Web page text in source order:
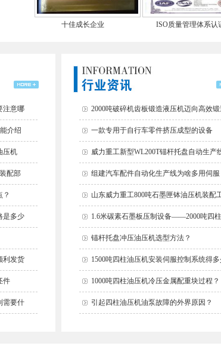
十佳成长企业 ISO质量管理体系认
注意哪
介绍
压机
配部
？
是多少
利发货
件
需要什
2000吨破碎机齿板锻造液压机迈向高效锻
一款专用于自行车零件挤压成型的设备
威力重工新型WL200T锚杆托盘自动生产
组建汽车配件自动化生产线为啥多用伺服
山东威力重工800吨石墨匣钵油压机装配
1.6米碳素石墨板压制设备——2000吨四
锚杆托盘冲压油压机选型方法？
1500吨四柱油压机安装伺服控制系统得
1000吨四柱油压机冷压金属配重块过程？
引起四柱油压机油泵故障的外界原因？